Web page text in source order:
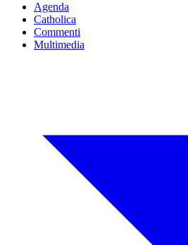
Agenda
Catholica
Commenti
Multimedia